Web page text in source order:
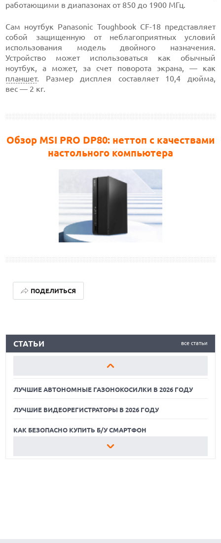
работающими в диапазонах от 850 до 1900 МГц.
Сам ноутбук Panasonic Toughbook CF-18 представляет
собой защищенную от неблагоприятных условий
использования модель двойного назначения.
Устройство может использоваться как обычный
ноутбук, а может, за счет поворота экрана, — как
планшет. Размер дисплея составляет 10,4 дюйма,
вес — 2 кг.
Обзор MSI PRO DP80: неттоп с качествами
настольного компьютера
ПОДЕЛИТЬСЯ
все статьи
СТАТЬИ
КАК БЕЗОПАСНО КУПИТЬ Б/У СМАРТФОН
ЛУЧШИЕ АВТОНОМНЫЕ ГАЗОНОКОСИЛКИ В 2026 ГОДУ
ЛУЧШИЕ ВИДЕОРЕГИСТРАТОРЫ В 2026 ГОДУ
КАК БЕЗОПАСНО КУПИТЬ Б/У СМАРТФОН
ЛУЧШИЕ АВТОНОМНЫЕ ГАЗОНОКОСИЛКИ В 2026 ГОДУ